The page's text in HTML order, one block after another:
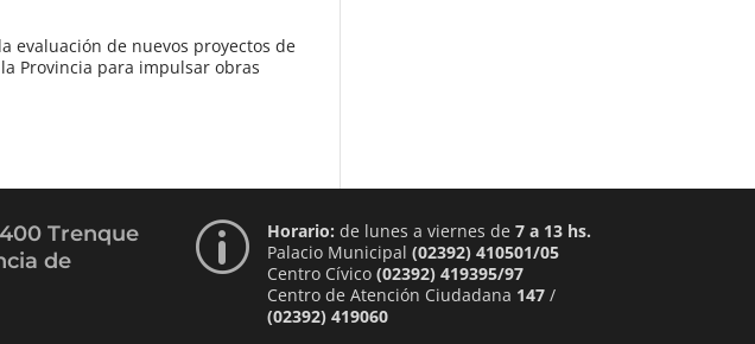
evaluación de nuevos proyectos de
Provincia para impulsar obras
Trenque
de
p Horario: de lunes a viernes de 7 a 13 hs.
Palacio Municipal (02392) 410501/05
Centro Cívico (02392) 419395/97
Centro de Atención Ciudadana 147/
(02392) 419060